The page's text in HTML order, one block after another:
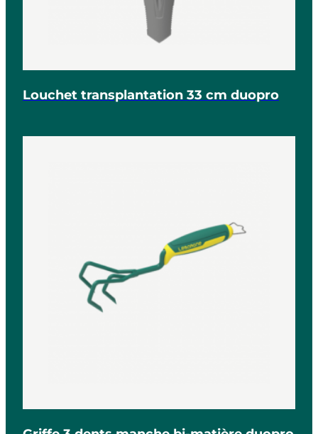
Louchet transplantation 33 cm duopro